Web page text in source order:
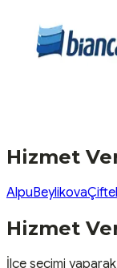
Hizmet
AlpuBeylikova
Hizmet
İlçe seçimi